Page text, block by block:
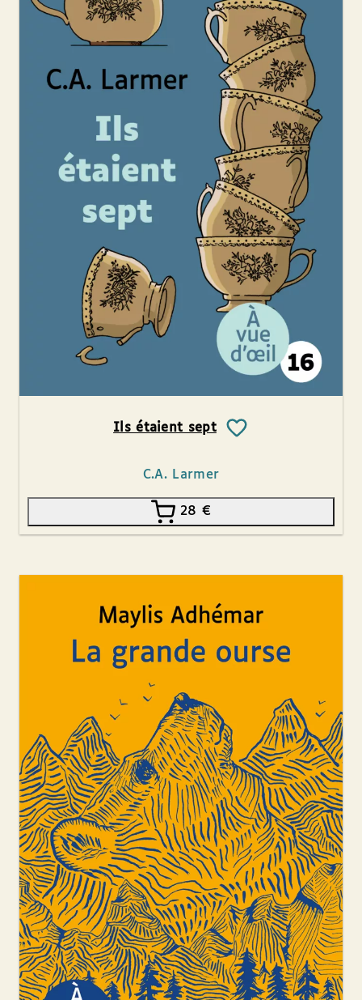
Ils étaient sept
C.A. Larmer
28 €